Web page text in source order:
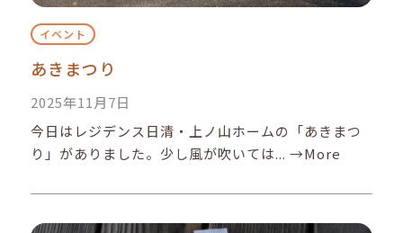
イベント
あきまつり
2025年11月7日
今日はレジデンス日清・上ノ山ホームの「あきまつ
り」がありました。少し風が吹いては...→More